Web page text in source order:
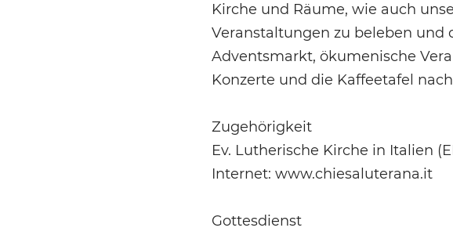
Kirche und Räume, wie auch
Veranstaltungen zu beleben und
Adventsmarkt, ökumenische
Konzerte und die Kaffeetafel
Zugehörigkeit
Ev. Lutherische Kirche in Italien
Internet: www.chiesaluterana.it
Gottesdienst